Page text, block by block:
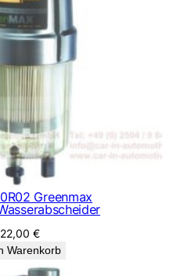
Greenmax
€
Warenkorb